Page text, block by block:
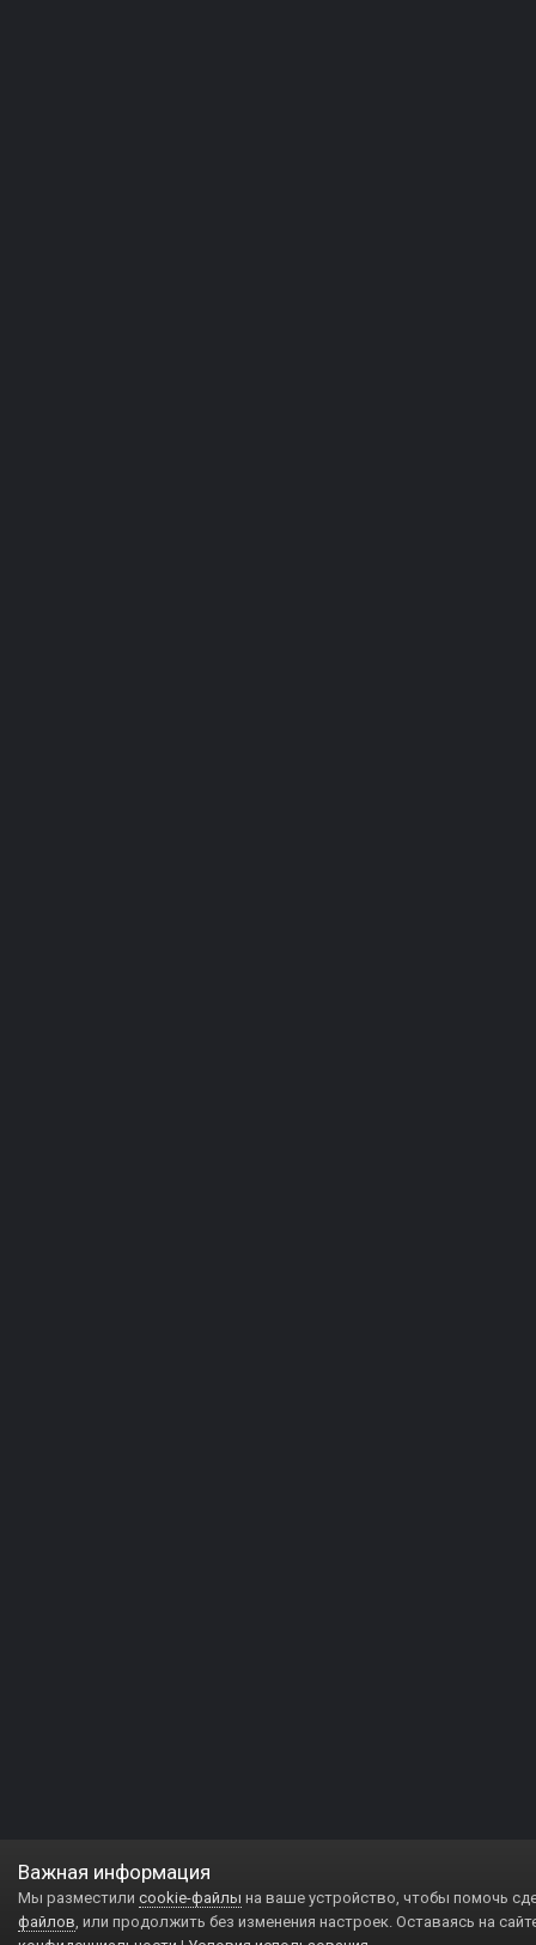
Важная информация
Мы разместили cookie-файлы на ваше устройство, чтобы помочь
файлов, или продолжить без изменения настроек. Оставаясь на